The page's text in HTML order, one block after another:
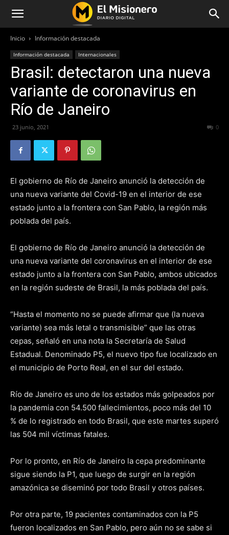
Inicio Información destacada
Información destacada Internacionales
Brasil: detectaron una nueva
variante de coronavirus en
Río de Janeiro
23 junio, 2021 0
El gobierno de Río de Janeiro anunció la detección de
una nueva variante del Covid-19 en el interior de ese
estado junto a la frontera con San Pablo, la región más
poblada del país.
El gobierno de Río de Janeiro anunció la detección de
una nueva variante del coronavirus en el interior de ese
estado junto a la frontera con San Pablo, ambos ubicados
en la región sudeste de Brasil, la más poblada del país.
“Hasta el momento no se puede afirmar que (la nueva
variante) sea más letal o transmisible” que las otras
cepas, señaló en una nota la Secretaría de Salud
Estadual. Denominado P5, el nuevo tipo fue localizado en
el municipio de Porto Real, en el sur del estado.
Río de Janeiro es uno de los estados más golpeados por
la pandemia con 54.500 fallecimientos, poco más del 10
% de lo registrado en todo Brasil, que este martes superó
las 504 mil víctimas fatales.
Por lo pronto, en Río de Janeiro la cepa predominante
sigue siendo la P1, que luego de surgir en la región
amazónica se diseminó por todo Brasil y otros países.
Por otra parte, 19 pacientes contaminados con la P5
fueron localizados en San Pablo, pero aún no se sabe si